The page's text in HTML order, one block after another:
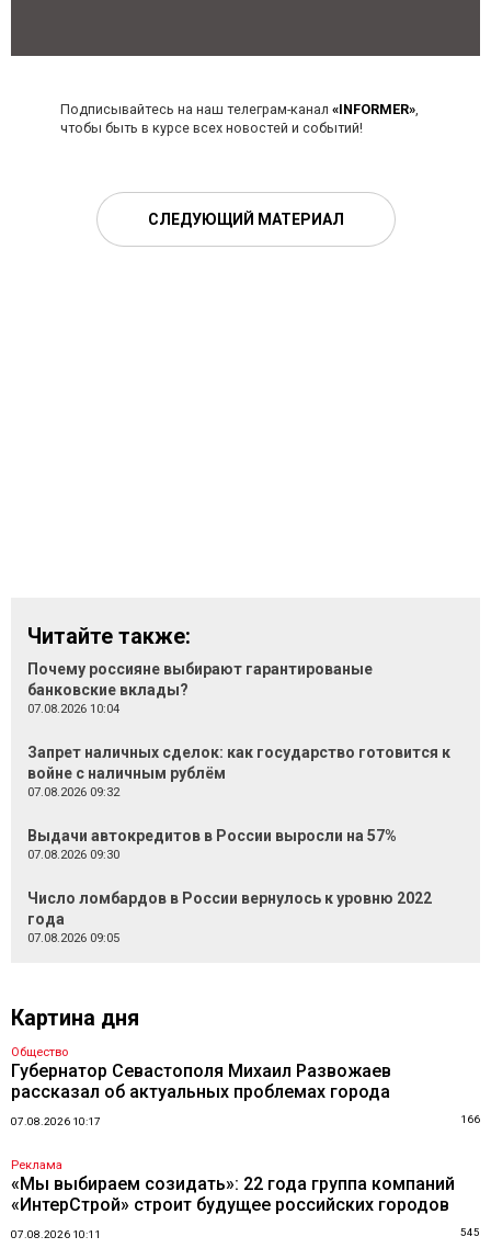
Подписывайтесь на наш телеграм-канал «INFORMER»,
чтобы быть в курсе всех новостей и событий!
СЛЕДУЮЩИЙ МАТЕРИАЛ
Читайте также:
Почему россияне выбирают гарантированые
банковские вклады?
07.08.2026 10:04
Запрет наличных сделок: как государство готовится к
войне с наличным рублём
07.08.2026 09:32
Выдачи автокредитов в России выросли на 57%
07.08.2026 09:30
Число ломбардов в России вернулось к уровню 2022
года
07.08.2026 09:05
Картина дня
Общество
Губернатор Севастополя Михаил Развожаев
рассказал об актуальных проблемах города
07.08.2026 10:17 166
Реклама
«Мы выбираем созидать»: 22 года группа компаний
«ИнтерСтрой» строит будущее российских городов
07.08.2026 10:11 545